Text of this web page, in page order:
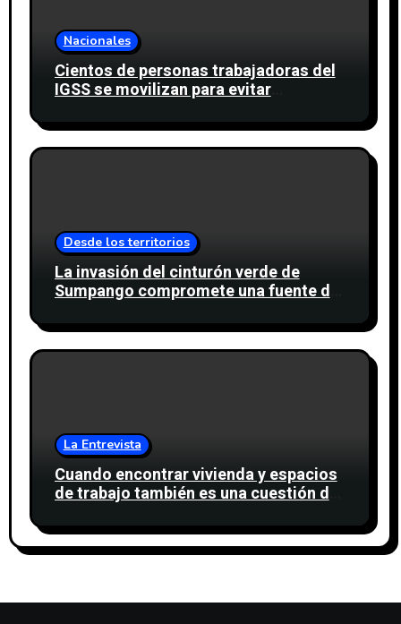
Nacionales
Cientos de personas trabajadoras del
IGSS se movilizan para evitar
Desde los territorios
La invasión del cinturón verde de
Sumpango compromete una fuente de
La Entrevista
Cuando encontrar vivienda y espacios
de trabajo también es una cuestión de